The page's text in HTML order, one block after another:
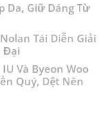
Da, Giữ Dáng Từ
Tái Diễn Giải
Đại
Và Byeon Woo
Quý, Dệt Nên